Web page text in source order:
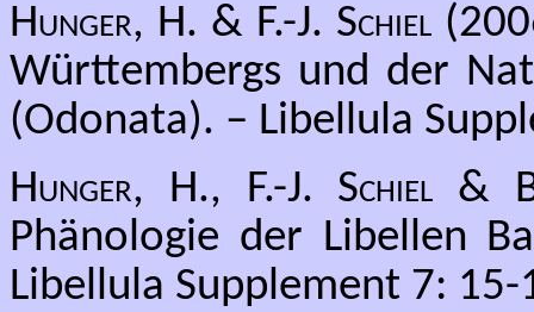
Hunger, H. & F.-J. Schiel
Württembergs und der
(Odonata). – Libellula
Hunger, H., F.-J. Schiel &
Phänologie der Libellen
Libellula Supplement 7: 15-